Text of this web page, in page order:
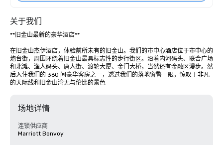
关于我们
**旧金山最新的豪华酒店**
在旧金山杰伊酒店，体验前所未有的旧金山。我们的市中心酒店位于市中心的
炮台街，周围环绕着旧金山最具标志性的步行街区。沿着内河码头、联合广场
和北滩、渔人码头、唐人街、渡轮大厦、金门大桥，当然还有金融区漫步。然
后入住我们的 360 间豪华客房之一，透过我们的落地窗瞥一眼，惊叹于非凡
的天际线和旧金山湾无与伦比的景色
场地详情
连锁供应商
Marriott Bonvoy